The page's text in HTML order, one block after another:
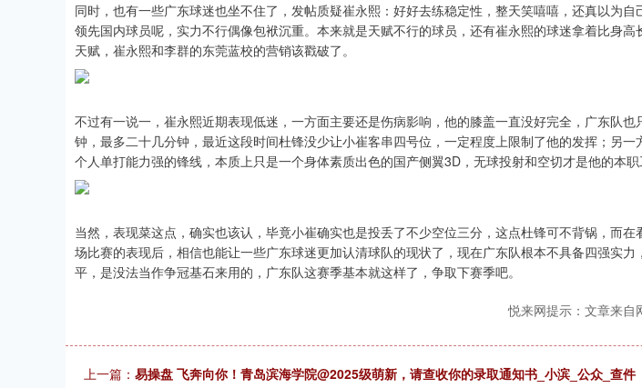
同时，也有一些广东球迷也坐不住了，发帖质疑崔永熙：好好去练稳定性，整天笑嘻嘻，还真以为自
领先国内球员呢，实力不行偶像包袱沉重。本来就是天赋不行的球员，还有崔永熙的球迷拿着比身高
天赋，崔永熙和李群的东莞蓝校的营销该戳破了。
不过有一说一，崔永熙近期表现低迷，一方面主要还是伤病影响，他的膝盖一直没好完全，广东队也
钟，最多二十几分钟，最近这段时间杜锋没少让小崔客串四号位，一定程度上限制了他的发挥；另一
个人单打能力强的锋线，本质上只是一个身体素质出色的国产侧翼3D，无球投射和空切才是他的本职
当然，表现菜这点，确实也该认，毕竟小崔确实也是投丢了不少空位三分，这点杜锋可不背锅，而在
场比赛的表现后，相信也能让一些广东球迷更加认清球队的现状了，现在广东队根本不具备四强实力
平，是没法当作争冠基石来用的，广东队这赛季基本就这样了，争取下赛季吧。
悦来网提示：文章来自
上一篇： 易操盘 飞奔向你！青岛滨海学院@2025级萌新，请查收你的录取通知书_小滨_公众_查件